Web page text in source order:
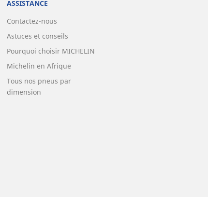
ASSISTANCE
Contactez-nous
Astuces et conseils
Pourquoi choisir MICHELIN
Michelin en Afrique
Tous nos pneus par
dimension